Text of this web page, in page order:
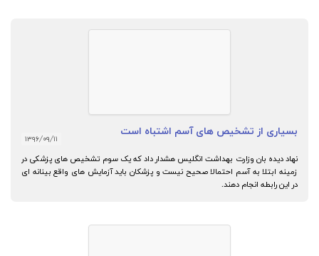
بسیاری از تشخیص های آسم اشتباه است
۱۳۹۶/۰۹/۱۱
نهاد دیده بان وزارت بهداشت انگلیس هشدار داد که یک سوم تشخیص های پزشکی در
زمینه ابتلا به آسم احتمالا صحیح نیست و پزشکان باید آزمایش های واقع بینانه ای
در این رابطه انجام دهند.